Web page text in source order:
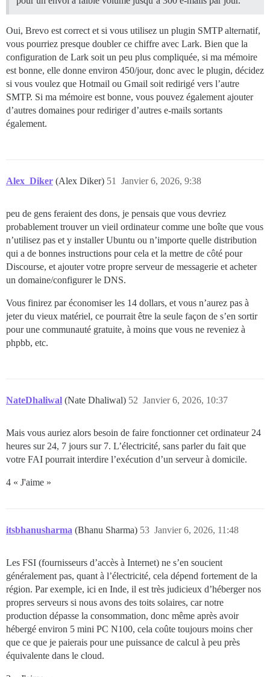
Oui, Brevo est correct et si vous utilisez un plugin SMTP alternatif,
vous pourriez presque doubler ce chiffre avec Lark. Bien que la
configuration de Lark soit un peu plus compliquée, si ma mémoire
est bonne, elle donne environ 450/jour, donc avec le plugin, décidez
si vous voulez que Hotmail ou Gmail soit redirigé vers l’autre
SMTP. Si ma mémoire est bonne, vous pouvez également ajouter
d’autres domaines pour rediriger d’autres e-mails sortants
également.
Alex_Diker (Alex Diker) Janvier 6, 2026, 9:38
51
peu de gens feraient des dons, je pensais que vous devriez
probablement trouver un vieil ordinateur comme une boîte que vous
n’utilisez pas et y installer Ubuntu ou n’importe quelle distribution
qui a de bonnes instructions pour cela et la mettre de côté pour
Discourse, et ajouter votre propre serveur de messagerie et acheter
un domaine/configurer le DNS.
Vous finirez par économiser les 14 dollars, et vous n’aurez pas à
jeter du vieux matériel, ce pourrait être la seule façon de s’en sortir
pour une communauté gratuite, à moins que vous ne reveniez à
phpbb, etc.
NateDhaliwal (Nate Dhaliwal) Janvier 6, 2026, 10:37
52
Mais vous auriez alors besoin de faire fonctionner cet ordinateur 24
heures sur 24, 7 jours sur 7. L’électricité, sans parler du fait que
votre FAI pourrait interdire l’exécution d’un serveur à domicile.
4 « J'aime »
itsbhanusharma (Bhanu Sharma) Janvier 6, 2026, 11:48
53
Les FSI (fournisseurs d’accès à Internet) ne s’en soucient
généralement pas, quant à l’électricité, cela dépend fortement de la
région. Par exemple, ici en Inde, il est très judicieux d’héberger nos
propres serveurs si nous avons des toits solaires, car notre
production dépasse la consommation, donc même après avoir
hébergé environ 5 mini PC N100, cela coûte toujours moins cher
que ce que je paierais pour une puissance de calcul à peu près
équivalente dans le cloud.